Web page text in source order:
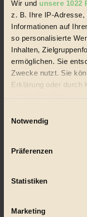
Wir und unsere 1022
z. B. Ihre IP-Adresse,
Informationen auf
so personalisierte
Inhalten,
ermöglichen. Sie
Zwecke nutzt. Sie
Erklärung oder durch
Wenn Sie es
Ihr Gerät
Erfahren Sie mehr
Notwendig
Präferenzen
Statistiken
Marketing
© 2026 Biorama GmbH
Impressum &
Datenschutz
Mediadaten
Biorama steht für einen
Lebenswandel. Es ist
und Produkte, ein
Social Media
22.601 Fans auf Facebook
Themen
Bio